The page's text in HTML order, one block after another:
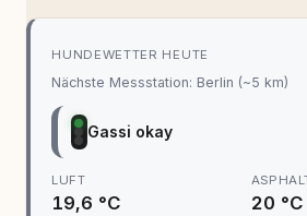
HUNDEWETTER HEUTE
Nächste Messstation: Berlin (~5 km)
Gassi okay
LUFT
19,6 °C 20 °C